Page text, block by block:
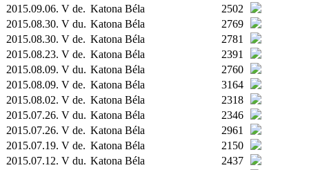
2015.09.06. V de. Katona Béla
2502
2015.08.30. V du. Katona Béla
2769
2015.08.30. V de. Katona Béla
2781
2015.08.23. V de. Katona Béla
2391
2015.08.09. V du. Katona Béla
2760
2015.08.09. V de. Katona Béla
3164
2015.08.02. V de. Katona Béla
2318
2015.07.26. V du. Katona Béla
2346
2015.07.26. V de. Katona Béla
2961
2015.07.19. V de. Katona Béla
2150
2015.07.12. V du. Katona Béla
2437